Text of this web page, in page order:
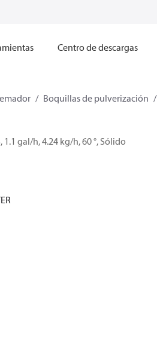
Centro de descargas
Boquillas de pulverización
gal/h, 4.24 kg/h, 60 °, Sólido